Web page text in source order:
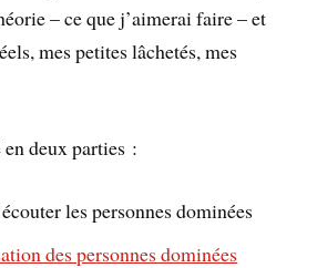
– ce que j’aimerai faire – et
mes petites lâchetés, mes
deux parties :
les personnes dominées
des personnes dominées